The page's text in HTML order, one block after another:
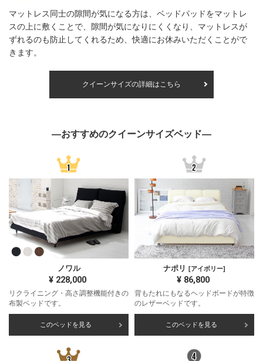
マットレス同士の隙間が気になる方は、ベッドパッドをマットレ
スの上に敷くことで、隙間が気になりにくくなり、マットレスが
ずれるのも防止してくれるため、快適にお休みいただくことがで
きます。
クイーンサイズの詳細はこちら
―おすすめのクイーンサイズベッド―
ノワル
¥ 228,000
リクライニング・高さ調整機能付きの
布製ベッドです。
このベッドを見る
ナポリ [アイボリー]
¥ 86,800
背もたれにもなるヘッドボードが特徴
のレザーベッドです。
このベッドを見る